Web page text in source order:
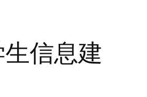
信息建